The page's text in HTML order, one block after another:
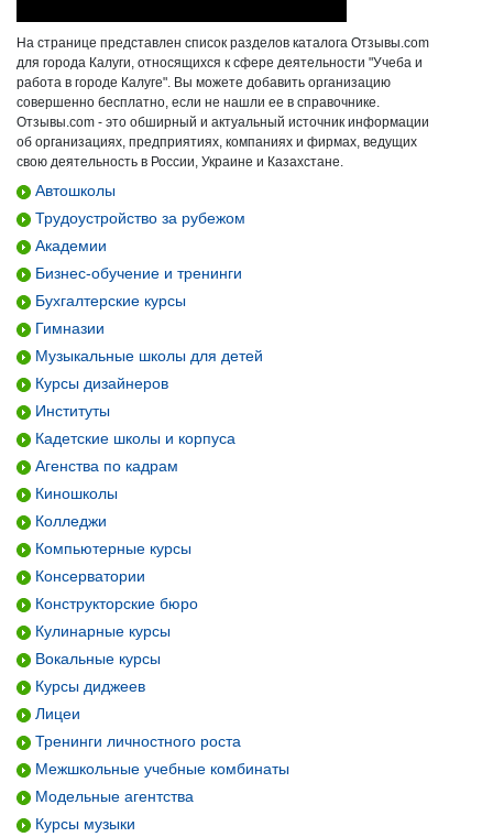
На странице представлен список разделов каталога Отзывы.com
для города Калуги, относящихся к сфере деятельности "Учеба и
работа в городе Калуге". Вы можете добавить организацию
совершенно бесплатно, если не нашли ее в справочнике.
Отзывы.com - это обширный и актуальный источник информации
об организациях, предприятиях, компаниях и фирмах, ведущих
свою деятельность в России, Украине и Казахстане.
Автошколы
Трудоустройство за рубежом
Академии
Бизнес-обучение и тренинги
Бухгалтерские курсы
Гимназии
Музыкальные школы для детей
Курсы дизайнеров
Институты
Кадетские школы и корпуса
Агенства по кадрам
Киношколы
Колледжи
Компьютерные курсы
Консерватории
Конструкторские бюро
Кулинарные курсы
Вокальные курсы
Курсы диджеев
Лицеи
Тренинги личностного роста
Межшкольные учебные комбинаты
Модельные агентства
Курсы музыки